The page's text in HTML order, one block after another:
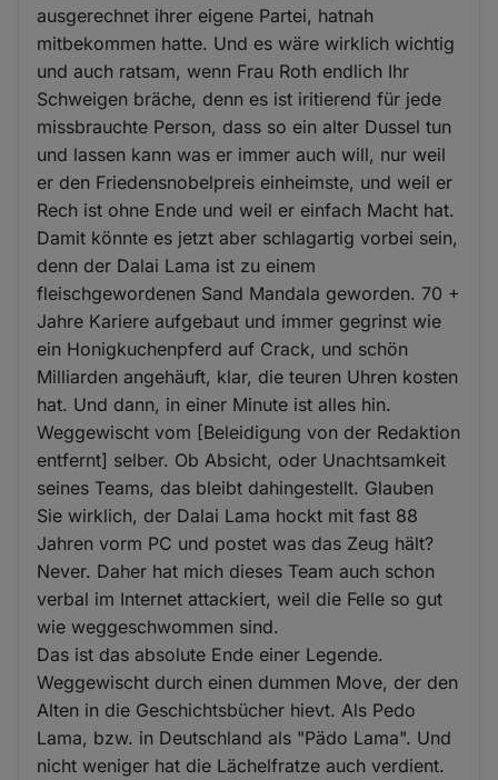
ausgerechnet ihrer eigene Partei, hatnah
mitbekommen hatte. Und es wäre wirklich wichtig
und auch ratsam, wenn Frau Roth endlich Ihr
Schweigen bräche, denn es ist iritierend für jede
missbrauchte Person, dass so ein alter Dussel tun
und lassen kann was er immer auch will, nur weil
er den Friedensnobelpreis einheimste, und weil er
Rech ist ohne Ende und weil er einfach Macht hat.
Damit könnte es jetzt aber schlagartig vorbei sein,
denn der Dalai Lama ist zu einem
fleischgewordenen Sand Mandala geworden. 70 +
Jahre Kariere aufgebaut und immer gegrinst wie
ein Honigkuchenpferd auf Crack, und schön
Milliarden angehäuft, klar, die teuren Uhren kosten
hat. Und dann, in einer Minute ist alles hin.
Weggewischt vom [Beleidigung von der Redaktion
entfernt] selber. Ob Absicht, oder Unachtsamkeit
seines Teams, das bleibt dahingestellt. Glauben
Sie wirklich, der Dalai Lama hockt mit fast 88
Jahren vorm PC und postet was das Zeug hält?
Never. Daher hat mich dieses Team auch schon
verbal im Internet attackiert, weil die Felle so gut
wie weggeschwommen sind.
Das ist das absolute Ende einer Legende.
Weggewischt durch einen dummen Move, der den
Alten in die Geschichtsbücher hievt. Als Pedo
Lama, bzw. in Deutschland als "Pädo Lama". Und
nicht weniger hat die Lächelfratze auch verdient.